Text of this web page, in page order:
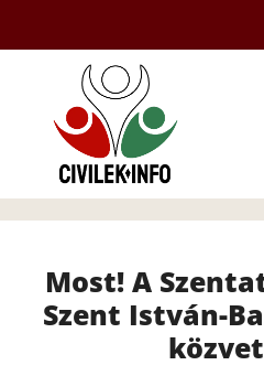
tartalomba
Most! A
Szent István-